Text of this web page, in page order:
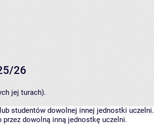
26
jej turach).
studentów dowolnej innej jednostki uczelni.
dowolną inną jednostkę uczelni.